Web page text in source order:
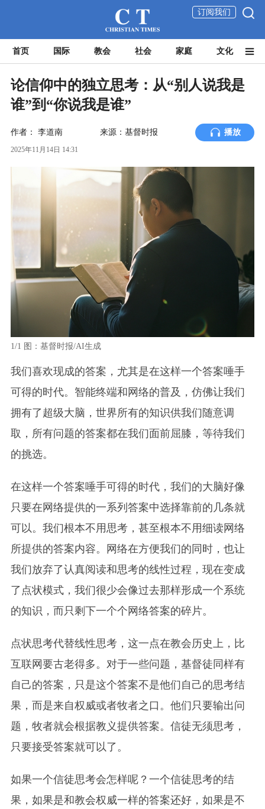
订阅我们
首页 国际 教会 社会 家庭 文化
论信仰中的独立思考：从“别人说我是
谁”到“你说我是谁”
作者： 李道南 来源：基督时报 播放
2025年11月14日 14:31
1/1 图：基督时报/AI生成
我们喜欢现成的答案，尤其是在这样一个答案唾手
可得的时代。智能终端和网络的普及，仿佛让我们
拥有了超级大脑，世界所有的知识供我们随意调
取，所有问题的答案都在我们面前屈膝，等待我们
的挑选。
在这样一个答案唾手可得的时代，我们的大脑好像
只要在网络提供的一系列答案中选择靠前的几条就
可以。我们根本不用思考，甚至根本不用细读网络
所提供的答案内容。网络在方便我们的同时，也让
我们放弃了认真阅读和思考的线性过程，现在变成
了点状模式，我们很少会像过去那样形成一个系统
的知识，而只剩下一个个网络答案的碎片。
点状思考代替线性思考，这一点在教会历史上，比
互联网要古老得多。对于一些问题，基督徒同样有
自己的答案，只是这个答案不是他们自己的思考结
果，而是来自权威或者牧者之口。他们只要输出问
题，牧者就会根据教义提供答案。信徒无须思考，
只要接受答案就可以了。
如果一个信徒思考会怎样呢？一个信徒思考的结
果，如果是和教会权威一样的答案还好，如果是不